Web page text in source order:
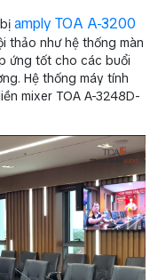
amply TOA A-3200
thảo như hệ thống màn
ứng tốt cho các buổi
Hệ thống máy tính
mixer TOA A-3248D-